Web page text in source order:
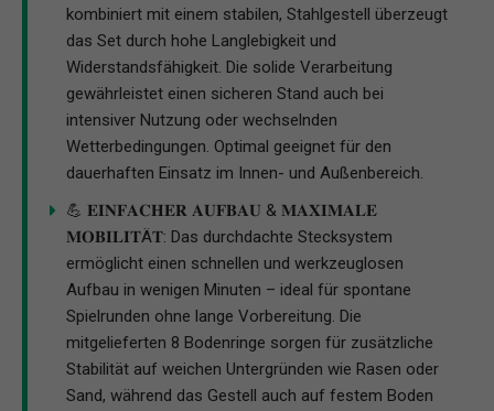
kombiniert mit einem stabilen, Stahlgestell überzeugt
das Set durch hohe Langlebigkeit und
Widerstandsfähigkeit. Die solide Verarbeitung
gewährleistet einen sicheren Stand auch bei
intensiver Nutzung oder wechselnden
Wetterbedingungen. Optimal geeignet für den
dauerhaften Einsatz im Innen- und Außenbereich.
💪 𝐄𝐈𝐍𝐅𝐀𝐂𝐇𝐄𝐑 𝐀𝐔𝐅𝐁𝐀𝐔 & 𝐌𝐀𝐗𝐈𝐌𝐀𝐋𝐄
𝐌𝐎𝐁𝐈𝐋𝐈𝐓Ä𝐓: Das durchdachte Stecksystem
ermöglicht einen schnellen und werkzeuglosen
Aufbau in wenigen Minuten – ideal für spontane
Spielrunden ohne lange Vorbereitung. Die
mitgelieferten 8 Bodenringe sorgen für zusätzliche
Stabilität auf weichen Untergründen wie Rasen oder
Sand, während das Gestell auch auf festem Boden